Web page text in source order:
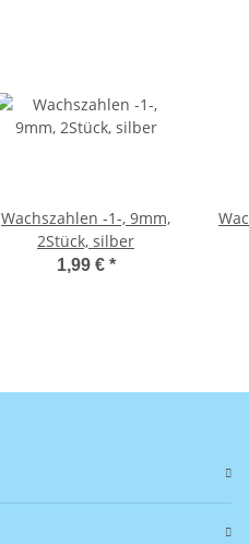
Wachszahlen -1-, 9mm,
2Stück, silber
1,99 € *